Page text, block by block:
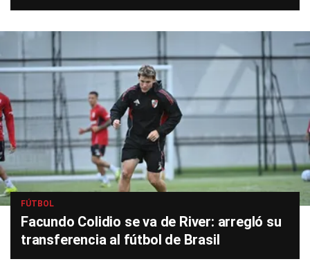
FÚTBOL
Facundo Colidio se va de River: arregló su
transferencia al fútbol de Brasil